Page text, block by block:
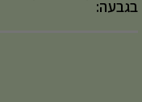
בגבעה: